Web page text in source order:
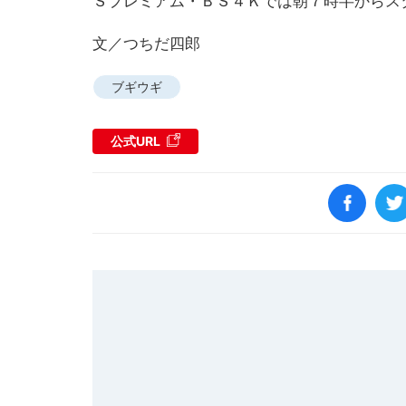
文／つちだ四郎
ブギウギ
公式URL